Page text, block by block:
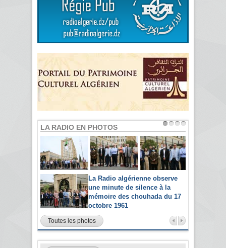
LA RADIO EN PHOTOS
La Radio algérienne observe
une minute de silence à la
mémoire des chouhada du 17
octobre 1961
Toutes les photos